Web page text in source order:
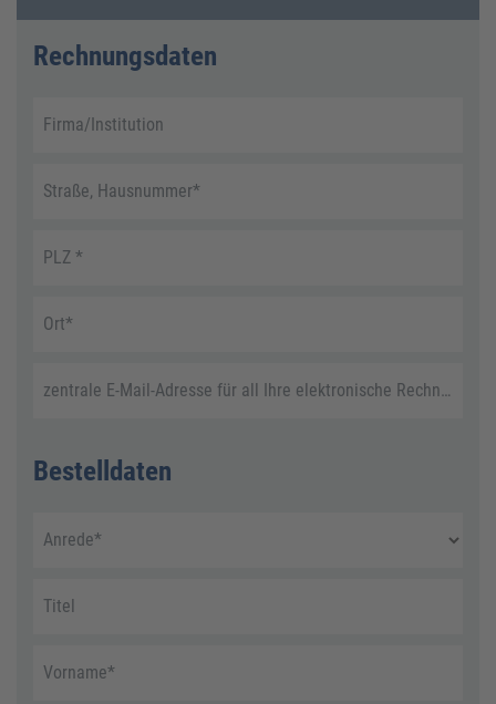
Rechnungsdaten
Firma/Institution
Straße, Hausnummer*
PLZ *
Ort*
zentrale E-Mail-Adresse für all Ihre elektronische Rechnungen
Bestelldaten
Anrede*
Titel
Vorname*